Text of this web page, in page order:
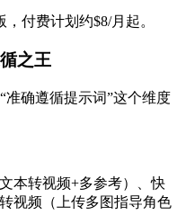
付费计划约$8/月起。
之王
准确遵循提示词”这个维度
本转视频+多参考）、快
视频（上传多图指导角色